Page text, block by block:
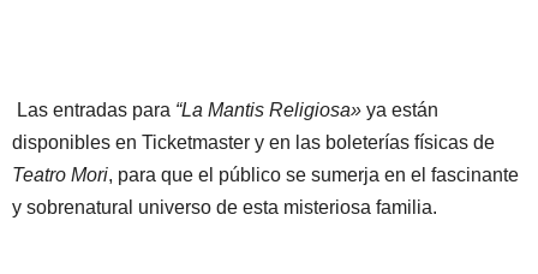
Las entradas para “La Mantis Religiosa» ya están
disponibles en Ticketmaster y en las boleterías físicas de
Teatro Mori, para que el público se sumerja en el fascinante
y sobrenatural universo de esta misteriosa familia.